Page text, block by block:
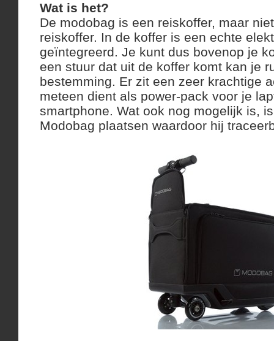
Wat is het?
De modobag is een reiskoffer, maar
reiskoffer. In de koffer is een echte
geïntegreerd. Je kunt dus bovenop je
een stuur dat uit de koffer komt kan je
bestemming. Er zit een zeer krachtige
meteen dient als power-pack voor je
smartphone. Wat ook nog mogelijk is,
Modobag plaatsen waardoor hij